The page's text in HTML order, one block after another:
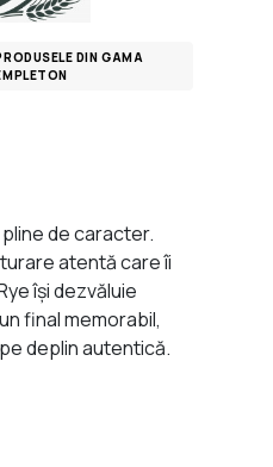
DIN GAMA
de caracter.
atentă care îi
își dezvăluie
final memorabil,
deplin autentică.